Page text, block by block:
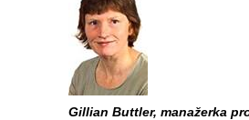
Gillian Buttler, manažerka